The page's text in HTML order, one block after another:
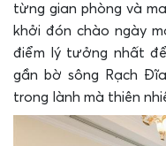
từng gian phòng và
khởi đón chào ngày
điểm lý tưởng nhất
gần bờ sông Rạch
trong lành mà thiên